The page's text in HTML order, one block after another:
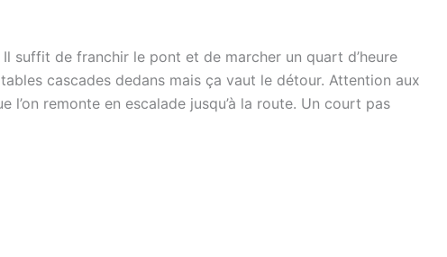
suffit de franchir le pont et de marcher un quart d’heure
cascades dedans mais ça vaut le détour. Attention aux
remonte en escalade jusqu’à la route. Un court pas